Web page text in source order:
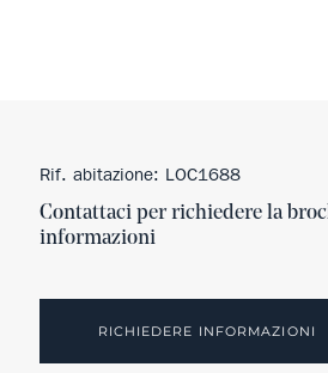
Rif. abitazione: LOC1688
Contattaci per richiedere la
informazioni
RICHIEDERE INFORMAZIONI